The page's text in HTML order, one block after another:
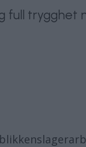
full trygghet